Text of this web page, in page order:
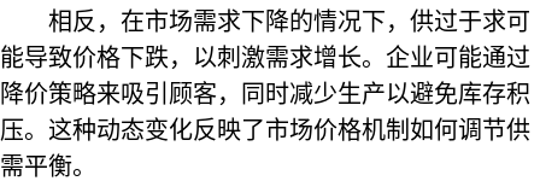
相反，在市场需求下降的情况下，供过于求可
能导致价格下跌，以刺激需求增长。企业可能通过
降价策略来吸引顾客，同时减少生产以避免库存积
压。这种动态变化反映了市场价格机制如何调节供
需平衡。